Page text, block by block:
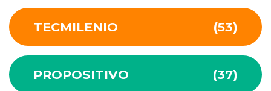
TECMILENIO (53)
PROPOSITIVO (37)